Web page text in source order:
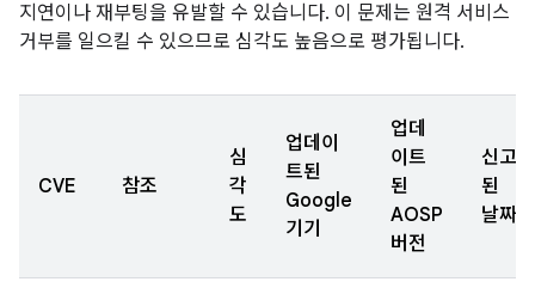
지연이나 재부팅을 유발할 수 있습니다. 이 문제는 원격 서비스
거부를 일으킬 수 있으므로 심각도 높음으로 평가됩니다.
CVE 참조
심
각
도
업데이
트된
Google
기기
업데
이트
된
AOSP
버전
신고
된
날짜